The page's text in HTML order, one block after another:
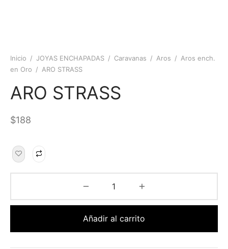
Inicio / JOYAS ENCHAPADAS / Caravanas / Aros / Aros ench.
en Oro / ARO STRASS
ARO STRASS
$188
Añadir al carrito